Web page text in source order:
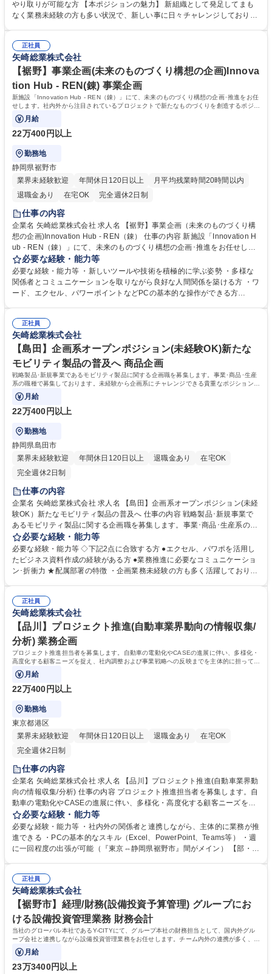
握し、将来の需要に応じた生産体制の構築 ・海外工場や各地域のチームと
協力し、生産プロジェクトを管理・推進 ・現地工場や設備など現物確認、
やり取りが可能な方 【本ポジションの魅力】 新組織として発足してまも
なく業務未経験の方も多い状況で、新しい事に日々チャレンジしており、
大学院 大学 高専 語学力：英語 資格：
正社員
矢崎総業株式会社
【裾野】事業企画(未来のものづくり構想の企画)Innova
tion Hub - REN(錬) 事業企画
新施設「Innovation Hub - REN（錬）」にて、未来のものづくり構想の企画･推進をお任
せします。社内外から注目されているプロジェクトで新たなものづくりを創造するポジシ
ョンです！
月給
22万400円以上
勤務地
静岡県裾野市
業界未経験歓迎
年間休日120日以上
月平均残業時間20時間以内
退職金あり
在宅OK 完全週休2日制
仕事の内容
企業名 矢崎総業株式会社 求人名 【裾野】事業企画（未来のものづくり構
想の企画)Innovation Hub - REN（錬） 仕事の内容 新施設「Innovation H
ub - REN（錬）」にて、未来のものづくり構想の企画･推進をお任せしま
す。社内外から注目されているプロジェクトで新たなものづくりを創造す
るポジションです！ 〇プロジェクト管理/新施設運営のルールやしくみの
構築 〇「Innovation Hub - REN（錬）」での見学者対応 〇社外パートナ
ー（コンサルティング会社、大手企業、ベンチャー企業、大学等）と連携
の調査・情報収集 募集職種 【裾野】事業企画（未来のものづくり構想の
企画)Innovation Hub - REN（錬）
必要な経験・能力等
必要な経験・能力等 ・新しいツールや技術を積極的に学ぶ姿勢 ・多様な
関係者とコミュニケーションを取りながら良好な人間関係を築ける方 ・ワ
ード、エクセル、パワーポイントなどPCの基本的な操作ができる方
署です。イノベーションセンター総勢45名が所属しています。フラットで
相談しやすいオープンなチーム文化です。 学歴・資格 学歴：大学院 大学
高専 語学力： 資格：
正社員
矢崎総業株式会社
【島田】企画系オープンポジション(未経験OK)新たな
モビリティ製品の普及へ 商品企画
戦略製品･新規事業であるモビリティ製品に関する企画職を募集します。事業･商品･生産
系の職種で募集しております。未経験から企画系にチャレンジできる貴重なポジションで
す！
月給
22万400円以上
勤務地
静岡県島田市
業界未経験歓迎
年間休日120日以上 退職金あり
在宅OK
完全週休2日制
仕事の内容
企業名 矢崎総業株式会社 求人名 【島田】企画系オープンポジション(未経
験OK）新たなモビリティ製品の普及へ 仕事の内容 戦略製品･新規事業で
あるモビリティ製品に関する企画職を募集します。事業･商品･生産系の職
種で募集しております。未経験から企画系にチャレンジできる貴重なポジ
ションです！ 〇募集中の職種 Ｌ 事業企画：自動車用電線外装部品の売上
創出・企画・推進業務 Ｌ 製品企画：新規製品の企画・営業～企画から販
売まで一貫担当～ Ｌ 生産企画：構成部品単位で最適生産・内外製方針を
必要な経験・能力等
必要な経験・能力等 ◇下記2点に合致する方 ●エクセル、パワポを活用し
たビジネス資料作成の経験がある方 ●業務推進に必要なコミュニケーショ
ン･折衝力 ★配属部署の特徴 ・企画業務未経験の方も多く活躍しており、
正社員
矢崎総業株式会社
【品川】プロジェクト推進(自動車業界動向の情報収集/
分析) 業務企画
プロジェクト推進担当者を募集します。自動車の電動化やCASEの進展に伴い、多様化・
高度化する顧客ニーズを捉え、社内調整および事業戦略への反映までを主体的に担ってい
ただきます。
月給
22万400円以上
勤務地
東京都港区
業界未経験歓迎
年間休日120日以上 退職金あり
在宅OK
完全週休2日制
仕事の内容
企業名 矢崎総業株式会社 求人名 【品川】プロジェクト推進(自動車業界動
向の情報収集/分析) 仕事の内容 プロジェクト推進担当者を募集します。自
動車の電動化やCASEの進展に伴い、多様化・高度化する顧客ニーズを捉
え、社内調整および事業戦略への反映までを主体的に担っていただきま
す。 〇市場・競合動向の分析：自動車業界（顧客、競合他社など）の情報
収集、分析、市場トレンドの把握 〇社内調整・プロジェクト推進：関係部
署と密接に連携し、顧客対応や事業戦略への反映 〇コンプライアンス推
必要な経験・能力等
必要な経験・能力等 ・社内外の関係者と連携しながら、主体的に業務が推
進できる ・PCの基本的なスキル（Excel、PowerPoint、Teams等） ・週
に一回程度の出張が可能（『東京⇔静岡県裾野市』間がメイン） 【部・チ
フレックス勤務や在宅勤務も活用しており、プライベートとの両立がしや
すい職場です。また中途入社の社員が多く活躍しています。 学歴・資格
学歴：大学院 大学 高専 語学力： 資格：
正社員
矢崎総業株式会社
【裾野市】経理/財務(設備投資予算管理) グループにお
ける設備投資管理業務 財務会計
当社のグローバル本社であるY-CITYにて、グループ本社の財務担当として、国内外グル
ープ会社と連携しながら設備投資管理業務をお任せします。チーム内外の連携が多く、国
内外の関係者と協力しながら業務進める環境
月給
23万3400円以上